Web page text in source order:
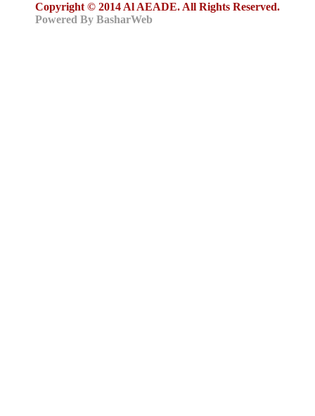
Copyright © 2014 Al AEADE. All Rights Reserved.
Powered By BasharWeb